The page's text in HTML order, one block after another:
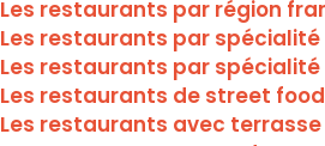
Les restaurants par région
Les restaurants par
Les restaurants par
Les restaurants de street food
Les restaurants avec terrasse